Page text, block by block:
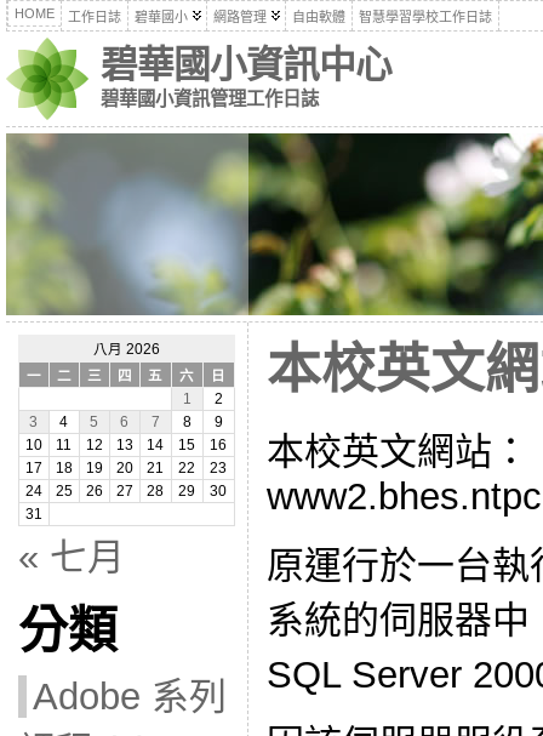
HOME 工作日誌 碧華國小 網路管理 自由軟體 智慧學習學校工作日誌
碧華國小資訊中心
碧華國小資訊管理工作日誌
八月 2026
一
二 三 四 五 六
日
1
2
3
4 5 6 7 8
9
10
11 12 13 14 15
16
17
18 19 20 21 22
23
24
25 26 27 28 29
30
31
« 七月
分類
Adobe 系列
本校英文
本校英文網站：
原運行於一台
系統的伺服器
SQL Server